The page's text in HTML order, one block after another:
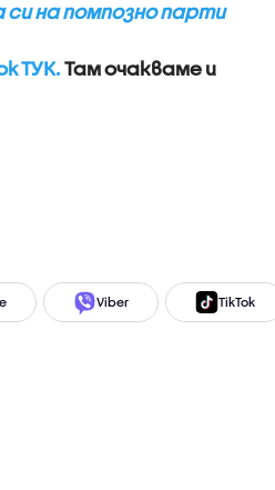
си на помпозно парти
ТУК.Там очакваме и
Viber TikTok